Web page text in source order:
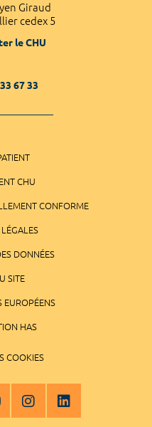
Giraud
cedex 5
le CHU
67 33
CHU
CONFORME
DONNÉES
SITE
EUROPÉENS
HAS
COOKIES